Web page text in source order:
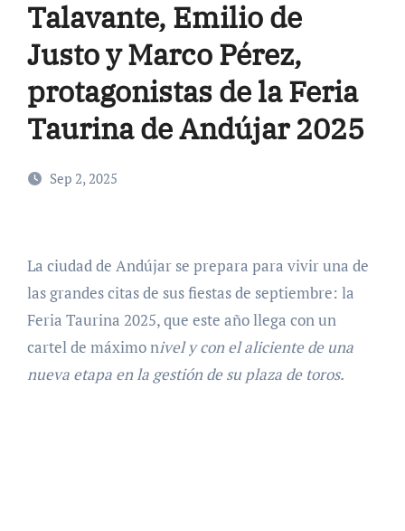
Talavante, Emilio de
Justo y Marco Pérez,
protagonistas de la Feria
Taurina de Andújar 2025
Sep 2, 2025
La ciudad de Andújar se prepara para vivir una de
las grandes citas de sus fiestas de septiembre: la
Feria Taurina 2025, que este año llega con un
cartel de máximo nivel y con el aliciente de una
nueva etapa en la gestión de su plaza de toros.